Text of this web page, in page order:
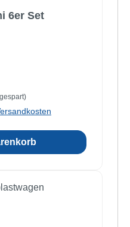
6er Set